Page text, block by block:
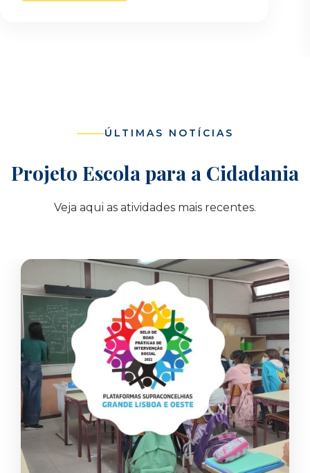
ÚLTIMAS NOTÍCIAS
Projeto Escola para a Cidadania
Veja aqui as atividades mais recentes.